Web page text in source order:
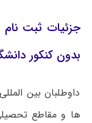
جزئیات ثبت نام
بدون کنکور
داوطلبان بین
ها و مقاطع